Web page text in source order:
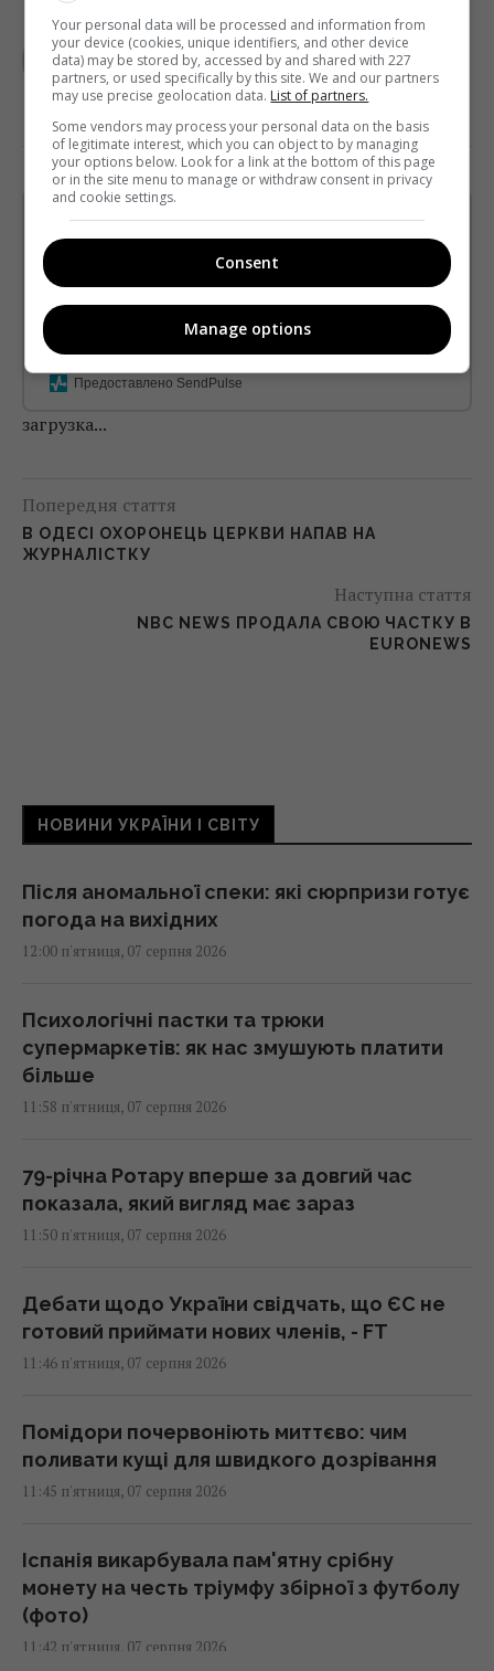
TELEKRITIKA
Щотижневий лист з найцікавішим.
Пишемо з любов'ю
Підпишіться ще раз, якщо не отримуєте від нас листи
*
Предоставлено SendPulse
загрузка...
Попередня стаття
В ОДЕСІ ОХОРОНЕЦЬ ЦЕРКВИ НАПАВ НА
ЖУРНАЛІСТКУ
Наступна стаття
NBC NEWS ПРОДАЛА СВОЮ ЧАСТКУ В
EURONEWS
НОВИНИ УКРАЇНИ І СВІТУ
Після аномальної спеки: які сюрпризи готує
погода на вихідних
12:00 п'ятниця, 07 серпня 2026
Психологічні пастки та трюки
супермаркетів: як нас змушують платити
більше
11:58 п'ятниця, 07 серпня 2026
79-річна Ротару вперше за довгий час
показала, який вигляд має зараз
11:50 п'ятниця, 07 серпня 2026
Дебати щодо України свідчать, що ЄС не
готовий приймати нових членів, - FT
11:46 п'ятниця, 07 серпня 2026
Помідори почервоніють миттєво: чим
поливати кущі для швидкого дозрівання
11:45 п'ятниця, 07 серпня 2026
Іспанія викарбувала пам'ятну срібну
монету на честь тріумфу збірної з футболу
(фото)
11:42 п'ятниця, 07 серпня 2026
Your personal data will be processed and information from
your device (cookies, unique identifiers, and other device
data) may be stored by, accessed by and shared with 227
partners, or used specifically by this site. We and our partners
may use precise geolocation data. List of partners.
Some vendors may process your personal data on the basis
of legitimate interest, which you can object to by managing
your options below. Look for a link at the bottom of this page
or in the site menu to manage or withdraw consent in privacy
and cookie settings.
Consent
Manage options